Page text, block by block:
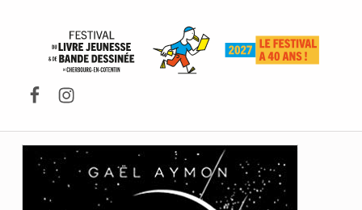
Facebook
Instagram